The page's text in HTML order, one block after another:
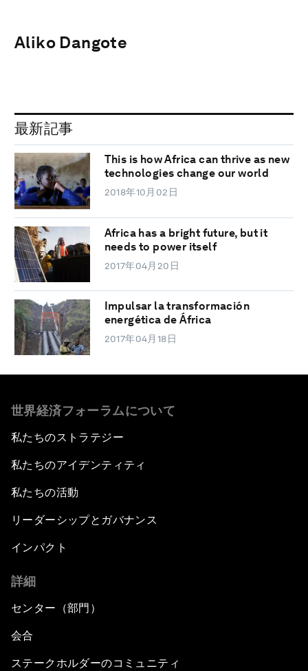
Aliko Dangote
最新記事
This is how Africa can thrive as new
technologies change our world
2018年10月02日
Africa has a bright future, but it
needs to power itself
2017年04月20日
Impulsar la transformación
energética de África
2017年04月18日
世界経済フォーラムについて
私たちのストラテジー
私たちのアイデンティティ
私たちの活動
リーダーシップとガバナンス
インパクト
詳細
センター（部門）
会合
ステークホルダーのコミュニティ